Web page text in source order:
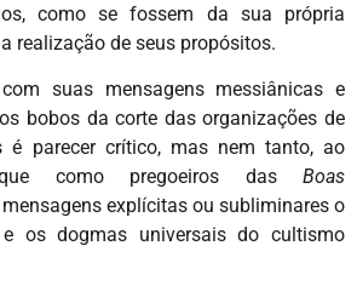
como se fossem da sua própria
realização de seus propósitos.
com suas mensagens messiânicas e
bobos da corte das organizações de
é parecer crítico, mas nem tanto, ao
como pregoeiros das Boas
explícitas ou subliminares o
os dogmas universais do cultismo